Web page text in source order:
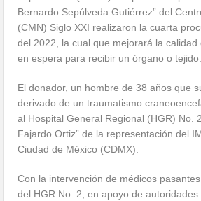
Bernardo Sepúlveda Gutiérrez” del
(CMN) Siglo XXI realizaron la cuarta
del 2022, la cual que mejorará la
en espera para recibir un órgano o tejido.
El donador, un hombre de 38 años que
derivado de un traumatismo
al Hospital General Regional (HGR) No.
Fajardo Ortiz” de la representación del
Ciudad de México (CDMX).
Con la intervención de médicos
del HGR No. 2, en apoyo de autoridades